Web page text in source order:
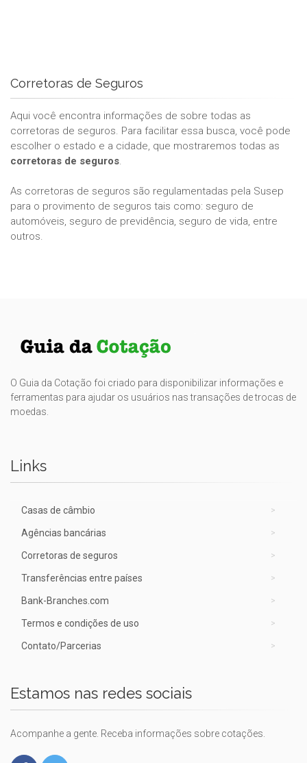
Corretoras de Seguros
Aqui você encontra informações de sobre todas as
corretoras de seguros. Para facilitar essa busca, você pode
escolher o estado e a cidade, que mostraremos todas as
corretoras de seguros.
As corretoras de seguros são regulamentadas pela Susep
para o provimento de seguros tais como: seguro de
automóveis, seguro de previdência, seguro de vida, entre
outros.
O Guia da Cotação foi criado para disponibilizar informações e
ferramentas para ajudar os usuários nas transações de trocas de
moedas.
Links
Casas de câmbio
Agências bancárias
Corretoras de seguros
Transferências entre países
Bank-Branches.com
Termos e condições de uso
Contato/Parcerias
Estamos nas redes sociais
Acompanhe a gente. Receba informações sobre cotações.